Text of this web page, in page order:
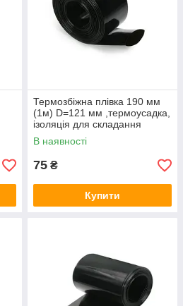
Термозбіжна плівка 190 мм
(1м) D=121 мм ,термоусадка,
ізоляція для складання
акумуляторів
В наявності
75 ₴
Купити